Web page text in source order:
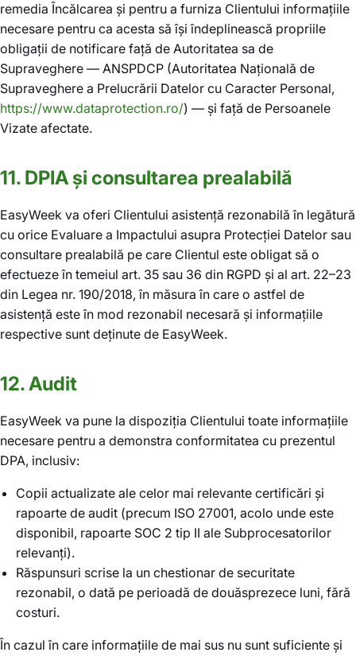
remedia Încălcarea și pentru a furniza Clientului informațiile
necesare pentru ca acesta să își îndeplinească propriile
obligații de notificare față de Autoritatea sa de
Supraveghere — ANSPDCP (Autoritatea Națională de
Supraveghere a Prelucrării Datelor cu Caracter Personal,
https://www.dataprotection.ro/) — și față de Persoanele
Vizate afectate.
11. DPIA și consultarea prealabilă
EasyWeek va oferi Clientului asistență rezonabilă în legătură
cu orice Evaluare a Impactului asupra Protecției Datelor sau
consultare prealabilă pe care Clientul este obligat să o
efectueze în temeiul art. 35 sau 36 din RGPD și al art. 22–23
din Legea nr. 190/2018, în măsura în care o astfel de
asistență este în mod rezonabil necesară și informațiile
respective sunt deținute de EasyWeek.
12. Audit
EasyWeek va pune la dispoziția Clientului toate informațiile
necesare pentru a demonstra conformitatea cu prezentul
DPA, inclusiv:
Copii actualizate ale celor mai relevante certificări și
rapoarte de audit (precum ISO 27001, acolo unde este
disponibil, rapoarte SOC 2 tip II ale Subprocesatorilor
relevanți).
Răspunsuri scrise la un chestionar de securitate
rezonabil, o dată pe perioadă de douăsprezece luni, fără
costuri.
În cazul în care informațiile de mai sus nu sunt suficiente și